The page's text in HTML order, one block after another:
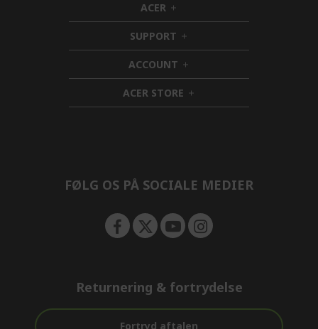
ACER h
i
d
d
e
n
SUPPORT h
i
d
e
n
ACCOUNT h
i
d
d
ACER STORE h
i
FØLG OS PÅ SOCIALE MEDIER
Returnering & fortrydelse
Fortryd aftalen